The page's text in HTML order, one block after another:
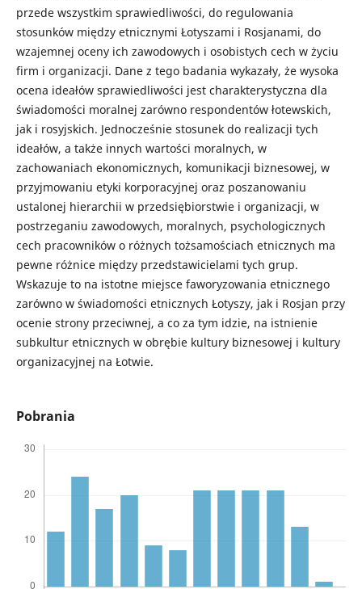
przede wszystkim sprawiedliwości, do regulowania
stosunków między etnicznymi Łotyszami i Rosjanami, do
wzajemnej oceny ich zawodowych i osobistych cech w życiu
firm i organizacji. Dane z tego badania wykazały, że wysoka
ocena ideałów sprawiedliwości jest charakterystyczna dla
świadomości moralnej zarówno respondentów łotewskich,
jak i rosyjskich. Jednocześnie stosunek do realizacji tych
ideałów, a także innych wartości moralnych, w
zachowaniach ekonomicznych, komunikacji biznesowej, w
przyjmowaniu etyki korporacyjnej oraz poszanowaniu
ustalonej hierarchii w przedsiębiorstwie i organizacji, w
postrzeganiu zawodowych, moralnych, psychologicznych
cech pracowników o różnych tożsamościach etnicznych ma
pewne różnice między przedstawicielami tych grup.
Wskazuje to na istotne miejsce faworyzowania etnicznego
zarówno w świadomości etnicznych Łotyszy, jak i Rosjan przy
ocenie strony przeciwnej, a co za tym idzie, na istnienie
subkultur etnicznych w obrębie kultury biznesowej i kultury
organizacyjnej na Łotwie.
Pobrania